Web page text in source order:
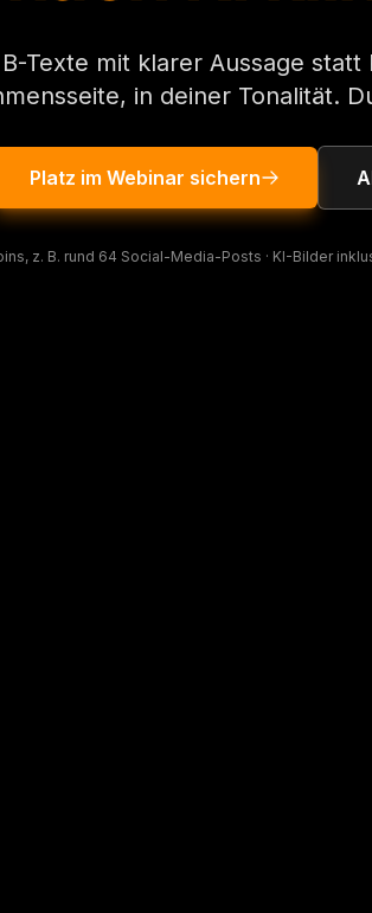
Texte mit klarer Aussage
in deiner Tonalität.
Platz im Webinar sichern
z. B. rund 64 Social-Media-Posts · KI-Bilder